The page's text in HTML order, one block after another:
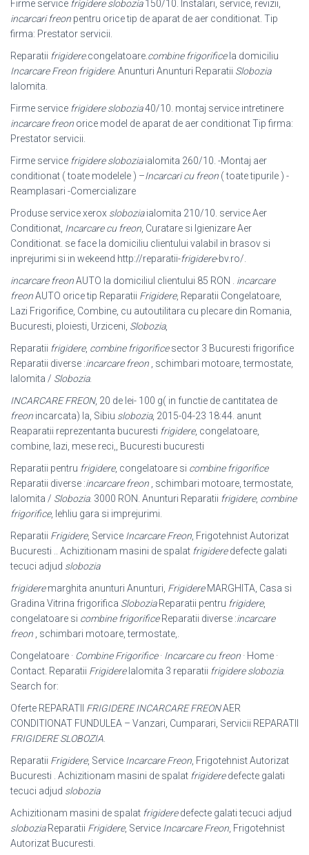
Firme service frigidere slobozia150/10. Instalari, service, revizii,
incarcari freon pentru orice tip de aparat de aer conditionat. Tip
firma: Prestator servicii.
Reparatii frigidere.congelatoare. combine frigorificela domiciliu
Incarcare Freon frigidere. Anunturi Anunturi Reparatii Slobozia
Ialomita.
Firme service frigidere slobozia40/10. montaj service intretinere
incarcare freon orice model de aparat de aer conditionat Tip firma:
Prestator servicii.
Firme service frigidere sloboziaialomita 260/10. -Montaj aer
conditionat ( toate modelele ) –Incarcari cu freon ( toate tipurile ) -
Reamplasari -Comercializare
Produse service xerox sloboziaialomita 210/10. service Aer
Conditionat, Incarcare cu freon , Curatare si Igienizare Aer
Conditionat. se face la domiciliu clientului valabil in brasov si
inprejurimi si in wekeend http://reparatii-frigidere-bv.ro/.
incarcare freonAUTO la domiciliul clientului 85 RON . incarcare
freonAUTO orice tip Reparatii Frigidere, Reparatii Congelatoare,
Lazi Frigorifice, Combine, cu autoutilitara cu plecare din Romania,
Bucuresti, ploiesti, Urziceni, Slobozia,
Reparatii frigidere, combine frigorificesector 3 Bucuresti frigorifice
Reparatii diverse :incarcare freon , schimbari motoare, termostate,
Ialomita / Slobozia.
INCARCARE FREON, 20 de lei- 100 g( in functie de cantitatea de
freon incarcata) la, Sibiu slobozia, 2015-04-23 18:44. anunt
Reaparatii reprezentanta bucuresti frigidere, congelatoare,
combine, lazi, mese reci,, Bucuresti bucuresti
Reparatii pentru frigidere, congelatoare si combine frigorifice
Reparatii diverse :incarcare freon , schimbari motoare, termostate,
Ialomita / Slobozia. 3000 RON. Anunturi Reparatii frigidere, combine
frigorifice, lehliu gara si imprejurimi.
Reparatii Frigidere, Service Incarcare Freon , Frigotehnist Autorizat
Bucuresti .. Achizitionam masini de spalat frigideredefecte galati
tecuci adjud slobozia
frigideremarghita anunturi Anunturi, FrigidereMARGHITA, Casa si
Gradina Vitrina frigorifica SloboziaReparatii pentru frigidere,
congelatoare si combine frigorificeReparatii diverse :incarcare
freon , schimbari motoare, termostate,.
Congelatoare · Combine Frigorifice· Incarcare cu freon · Home ·
Contact. Reparatii FrigidereIalomita 3 reparatii frigidere slobozia.
Search for:
Oferte REPARATII FRIGIDERE INCARCARE FREONAER
CONDITIONAT FUNDULEA – Vanzari, Cumparari, Servicii REPARATII
FRIGIDERE SLOBOZIA
Reparatii Frigidere, Service Incarcare Freon , Frigotehnist Autorizat
Bucuresti . Achizitionam masini de spalat frigideredefecte galati
tecuci adjud slobozia
Achizitionam masini de spalat frigideredefecte galati tecuci adjud
sloboziaReparatii Frigidere, Service Incarcare Freon , Frigotehnist
Autorizat Bucuresti.